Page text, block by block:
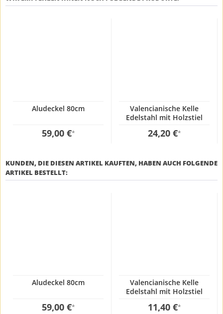
Aludeckel 80cm
59,00 €*
Valencianische Kelle
Edelstahl mit Holzstiel
24,20 €*
KUNDEN, DIE DIESEN ARTIKEL KAUFTEN, HABEN AUCH FOLGENDE
ARTIKEL BESTELLT:
Aludeckel 80cm
59,00 €*
Valencianische Kelle
Edelstahl mit Holzstiel
11,40 €*